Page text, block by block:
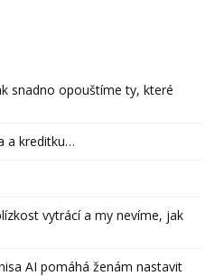
snadno opouštíme ty, které
a kreditku…
vytrácí a my nevíme, jak
AI pomáhá ženám nastavit